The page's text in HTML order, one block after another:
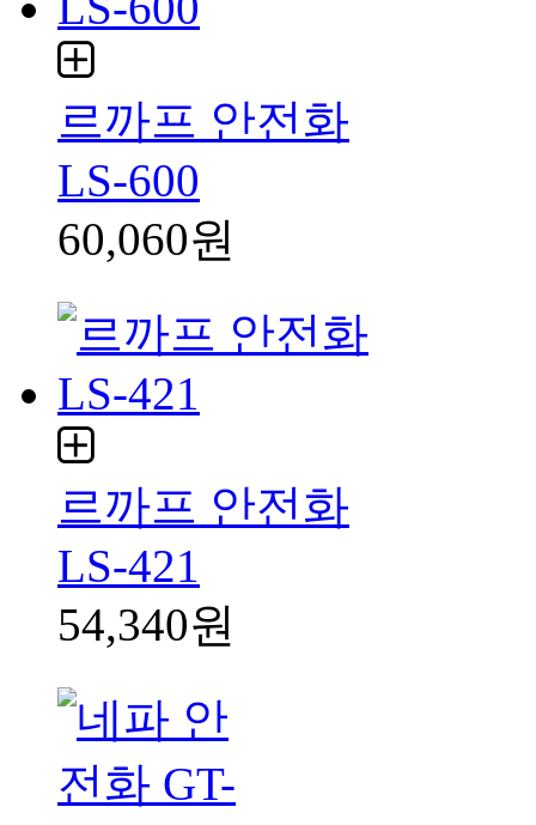
르까프 안전화
LS-600
60,060원
르까프 안전화
LS-421
54,340원